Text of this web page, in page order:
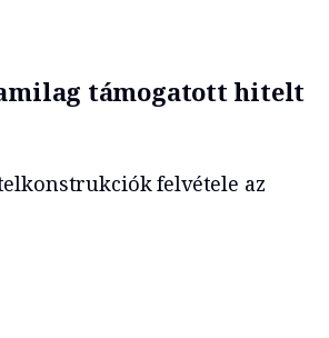
támogatott hitelt
felvétele az